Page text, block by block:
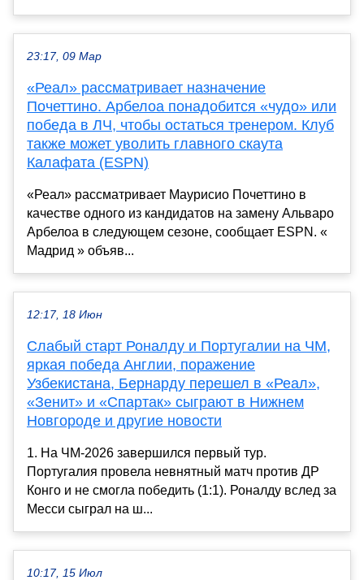
23:17, 09 Мар
«Реал» рассматривает назначение
Почеттино. Арбелоа понадобится «чудо» или
победа в ЛЧ, чтобы остаться тренером. Клуб
также может уволить главного скаута
Калафата (ESPN)
«Реал» рассматривает Маурисио Почеттино в
качестве одного из кандидатов на замену Альваро
Арбелоа в следующем сезоне, сообщает ESPN. «
Мадрид » объяв...
12:17, 18 Июн
Слабый старт Роналду и Португалии на ЧМ,
яркая победа Англии, поражение
Узбекистана, Бернарду перешел в «Реал»,
«Зенит» и «Спартак» сыграют в Нижнем
Новгороде и другие новости
1. На ЧМ-2026 завершился первый тур.
Португалия провела невнятный матч против ДР
Конго и не смогла победить (1:1). Роналду вслед за
Месси сыграл на ш...
10:17, 15 Июл